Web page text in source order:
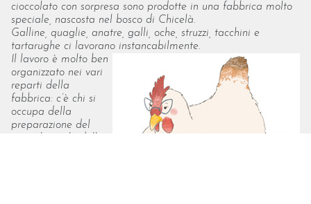
cioccolato con sorpresa sono prodotte in una fabbrica molto
speciale, nascosta nel bosco di Chicelà.
Galline, quaglie, anatre, galli, oche, struzzi, tacchini e
tartarughe ci lavorano instancabilmente.
Il lavoro è molto ben
organizzato nei vari
reparti della
fabbrica: c’è chi si
occupa della
preparazione del